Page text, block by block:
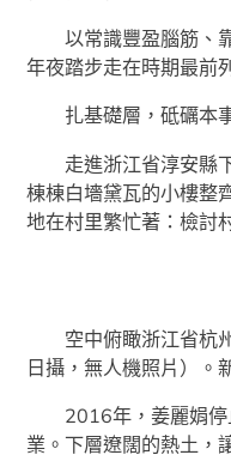
以常識豐盈腦筋、
年夜踏步走在時期最前
扎基礎層，砥礪
走進浙江省淳安縣
棟棟白墻黛瓦的小樓整
地在村里繁忙著：檢討
空中俯瞰浙江省杭
日攝，無人機照片）。
2016年，姜麗娟停
業。下層遼闊的熱土，